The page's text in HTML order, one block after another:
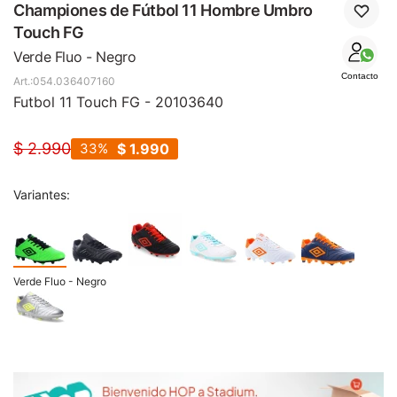
Championes de Fútbol 11 Hombre Umbro
Touch FG
Verde Fluo - Negro
Contacto
054.036407160
Futbol 11 Touch FG - 20103640
$ 2.990 $ 1.990
33
Variantes:
Verde Fluo - Negro